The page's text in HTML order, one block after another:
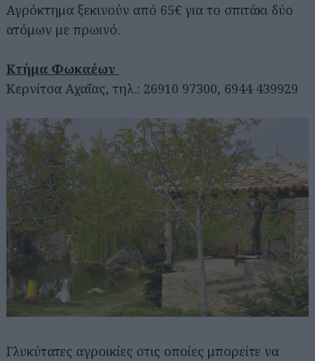
Αγρόκτημα ξεκινούν από 65€ για το σπιτάκι δύο
ατόμων με πρωινό.
Κτήμα Φωκαέων
Κερνίτσα Αχαΐας, τηλ.: 26910 97300, 6944 439929
Γλυκύτατες αγροικίες στις οποίες μπορείτε να